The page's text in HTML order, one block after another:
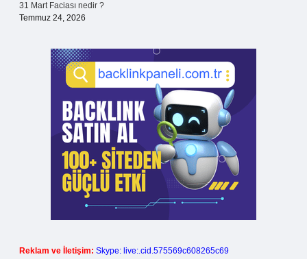
31 Mart Faciası nedir ?
Temmuz 24, 2026
Reklam ve İletişim: Skype: live:.cid.575569c608265c69